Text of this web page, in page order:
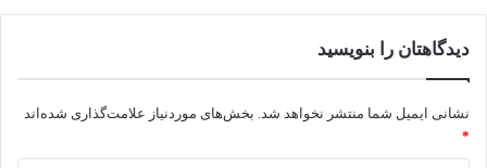
دیدگاهتان را بنویسید
نشانی ایمیل شما منتشر نخواهد شد. بخش‌های موردنیاز علامت‌گذاری شده‌اند
*